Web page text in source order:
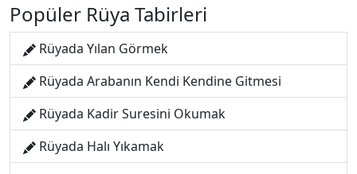
Popüler Rüya Tabirleri
Rüyada Yılan Görmek
Rüyada Arabanın Kendi Kendine Gitmesi
Rüyada Kadir Suresini Okumak
Rüyada Halı Yıkamak